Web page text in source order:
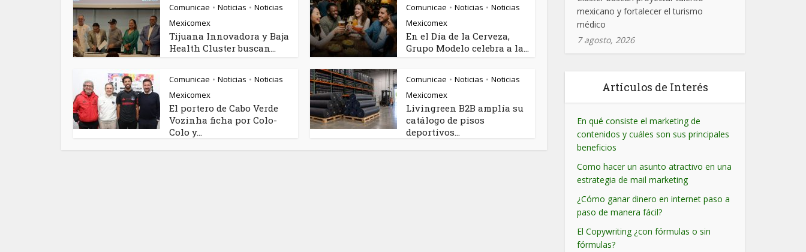
Comunicae • Noticias • Noticias
Mexicomex
Tijuana Innovadora y Baja
Health Cluster buscan...
Comunicae • Noticias • Noticias
Mexicomex
En el Día de la Cerveza,
Grupo Modelo celebra a la...
Comunicae • Noticias • Noticias
Mexicomex
El portero de Cabo Verde
Vozinha ficha por Colo-
Colo y...
Comunicae • Noticias • Noticias
Mexicomex
Livingreen B2B amplía su
catálogo de pisos
deportivos...
mexicano y fortalecer el turismo
médico
7 agosto, 2026
Artículos de Interés
En qué consiste el marketing de
contenidos y cuáles son sus principales
beneficios
Como hacer un asunto atractivo en una
estrategia de mail marketing
¿Cómo ganar dinero en internet paso a
paso de manera fácil?
El Copywriting ¿con fórmulas o sin
fórmulas?